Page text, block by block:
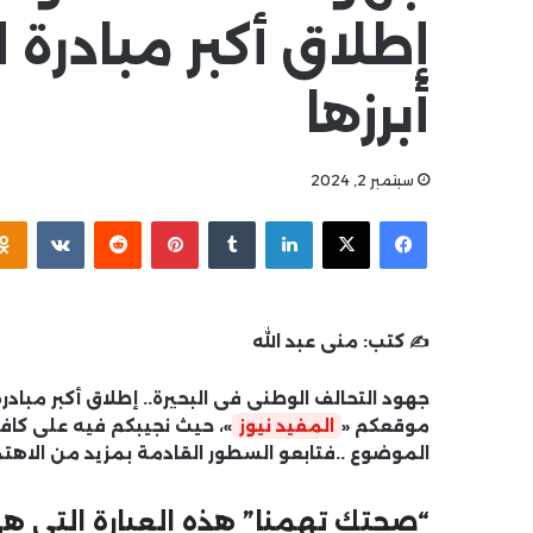
إطلاق أكبر مبادرة
أبرزها
سبتمبر 2, 2024
فيسبوك
‫X لينكدإن بينتيريست
✍️ كتب: منى عبد الله
جهود التحالف الوطنى فى البحيرة.. إطلاق أكبر
موقعكم «
المفيد نيوز »، حيث نجيبكم فيه على
الموضوع ..فتابعو السطور القادمة بمزيد من
“صحتك تهمنا” هذه العبارة